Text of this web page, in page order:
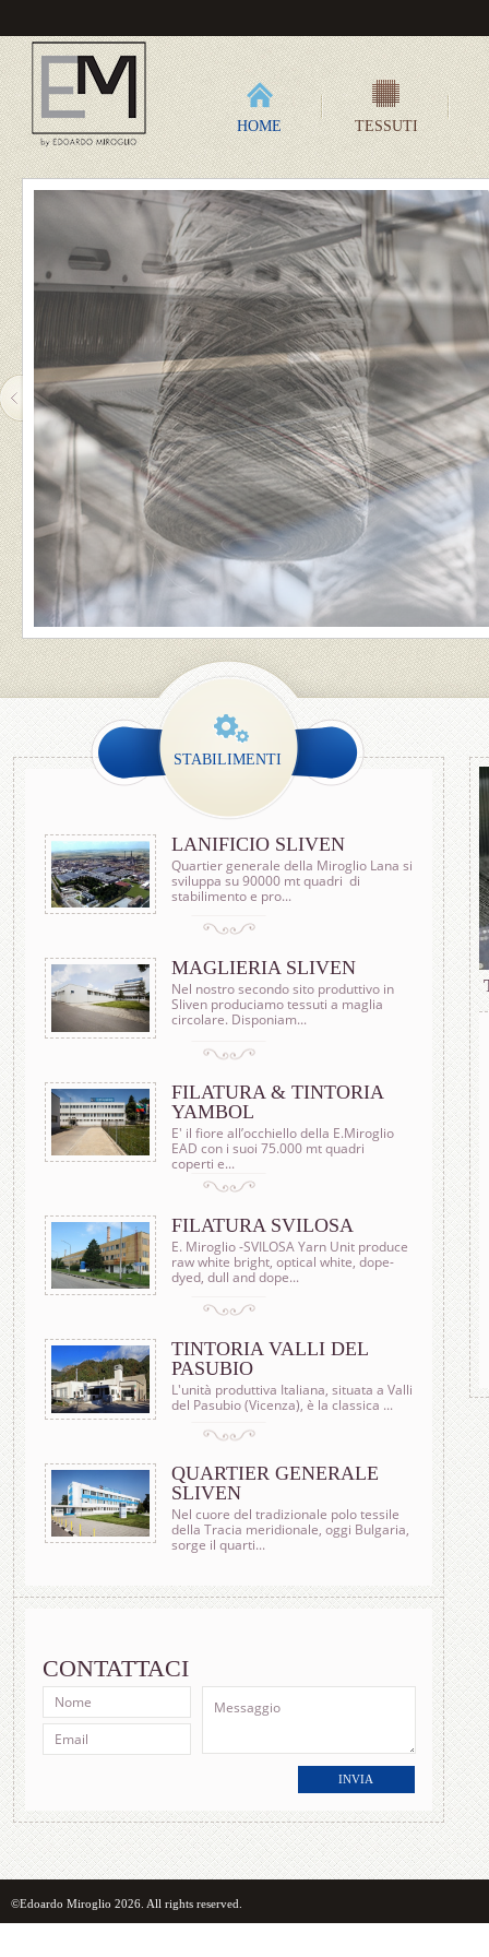
HOME TESSUTI
STABILIMENTI
LANIFICIO SLIVEN
Quartier generale della Miroglio Lana si
sviluppa su 90000 mt quadri di
stabilimento e pro...
MAGLIERIA SLIVEN
Nel nostro secondo sito produttivo in
Sliven produciamo tessuti a maglia
circolare. Disponiam...
FILATURA & TINTORIA
YAMBOL
E' il fiore all’occhiello della E.Miroglio
EAD con i suoi 75.000 mt quadri
coperti e...
FILATURA SVILOSA
E. Miroglio -SVILOSA Yarn Unit produce
raw white bright, optical white, dope-
dyed, dull and dope...
TINTORIA VALLI DEL
PASUBIO
L'unità produttiva Italiana, situata a Valli
del Pasubio (Vicenza), è la classica ...
QUARTIER GENERALE
SLIVEN
Nel cuore del tradizionale polo tessile
della Tracia meridionale, oggi Bulgaria,
sorge il quarti...
CONTATTACI
INVIA
©Edoardo Miroglio 2026. All rights reserved.